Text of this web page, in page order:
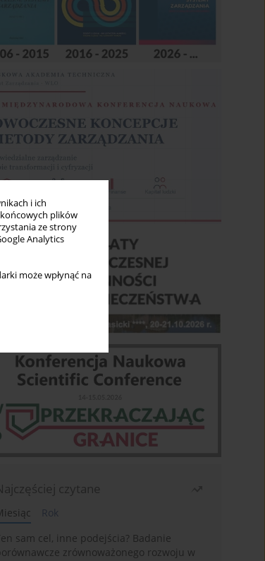
i ich
plików
ze strony
Analytics
może wpłynąć na
czytane
Rok
sam cel, inne podejścia? Badanie
zrównoważonego rozwoju w